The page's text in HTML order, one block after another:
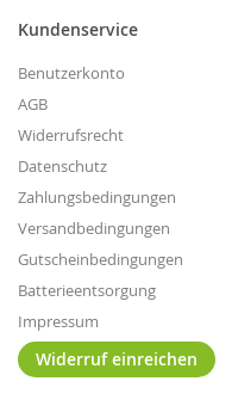
Kundenservice
Benutzerkonto
AGB
Widerrufsrecht
Datenschutz
Zahlungsbedingungen
Versandbedingungen
Gutscheinbedingungen
Batterieentsorgung
Impressum
Widerruf einreichen